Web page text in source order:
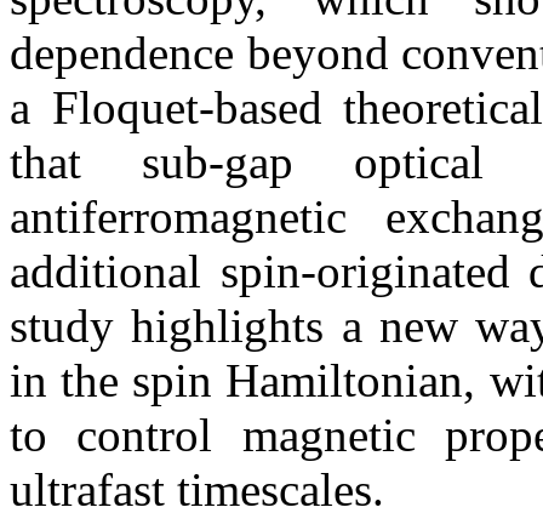
dependence beyond
a Floquet-based
that sub-gap optical
antiferromagnetic
additional spin-
study highlights a new
in the spin Hamiltonian,
to control magnetic
ultrafast timescales.